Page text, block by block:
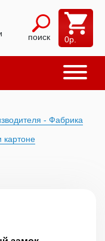
поиск 0р.
- Фабрика
картоне